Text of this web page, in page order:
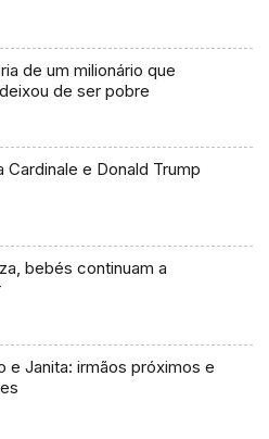
de um milionário que
de ser pobre
Cardinale e Donald Trump
bebés continuam a
e Janita: irmãos próximos e